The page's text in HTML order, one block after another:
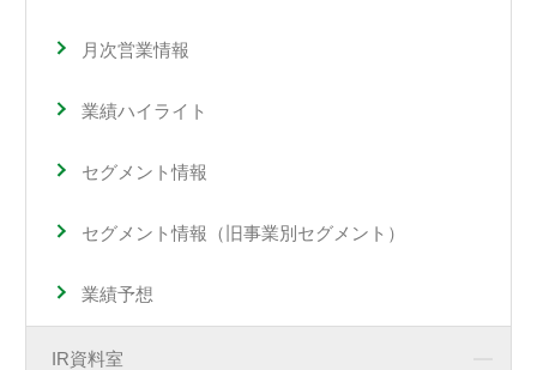
月次営業情報
業績ハイライト
セグメント情報
セグメント情報（旧事業別セグメント）
業績予想
IR資料室